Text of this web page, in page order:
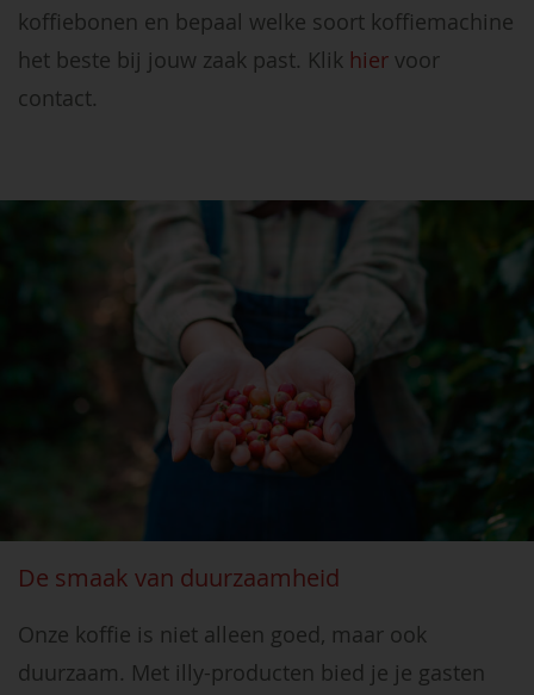
koffiebonen en bepaal welke soort koffiemachine
het beste bij jouw zaak past. Klik hier voor
contact.
De smaak van duurzaamheid
Onze koffie is niet alleen goed, maar ook
duurzaam. Met illy-producten bied je je gasten